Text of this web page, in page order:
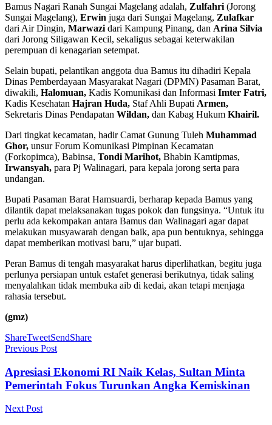
Bamus Nagari Ranah Sungai Magelang adalah, Zulfahri (Jorong
Sungai Magelang), Erwin juga dari Sungai Magelang, Zulafkar
dari Air Dingin, Marwazi dari Kampung Pinang, dan Arina Silvia
dari Jorong Siligawan Kecil, sekaligus sebagai keterwakilan
perempuan di kenagarian setempat.
Selain bupati, pelantikan anggota dua Bamus itu dihadiri Kepala
Dinas Pemberdayaan Masyarakat Nagari (DPMN) Pasaman Barat,
diwakili, Halomuan, Kadis Komunikasi dan Informasi Imter Fatri,
Kadis Kesehatan Hajran Huda, Staf Ahli Bupati Armen,
Sekretaris Dinas Pendapatan Wildan, dan Kabag Hukum Khairil.
Dari tingkat kecamatan, hadir Camat Gunung Tuleh Muhammad
Ghor, unsur Forum Komunikasi Pimpinan Kecamatan
(Forkopimca), Babinsa, Tondi Marihot, Bhabin Kamtipmas,
Irwansyah, para Pj Walinagari, para kepala jorong serta para
undangan.
Bupati Pasaman Barat Hamsuardi, berharap kepada Bamus yang
dilantik dapat melaksanakan tugas pokok dan fungsinya. “Untuk itu
perlu ada kekompakan antara Bamus dan Walinagari agar dapat
melakukan musyawarah dengan baik, apa pun bentuknya, sehingga
dapat memberikan motivasi baru,” ujar bupati.
Peran Bamus di tengah masyarakat harus diperlihatkan, begitu juga
perlunya persiapan untuk estafet generasi berikutnya, tidak saling
menyalahkan tidak membuka aib di kedai, akan tetapi menjaga
rahasia tersebut.
(gmz)
ShareTweetSendShare
Previous Post
Apresiasi Ekonomi RI Naik Kelas, Sultan Minta
Pemerintah Fokus Turunkan Angka Kemiskinan
Next Post